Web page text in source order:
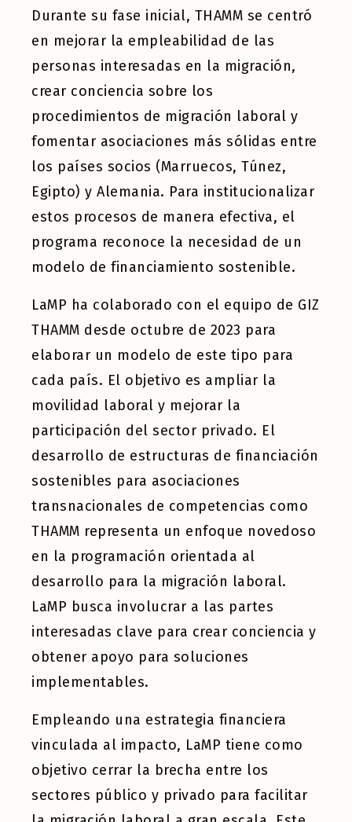
Durante su fase inicial, THAMM se centró
en mejorar la empleabilidad de las
personas interesadas en la migración,
crear conciencia sobre los
procedimientos de migración laboral y
fomentar asociaciones más sólidas entre
los países socios (Marruecos, Túnez,
Egipto) y Alemania. Para institucionalizar
estos procesos de manera efectiva, el
programa reconoce la necesidad de un
modelo de financiamiento sostenible.
LaMP ha colaborado con el equipo de GIZ
THAMM desde octubre de 2023 para
elaborar un modelo de este tipo para
cada país. El objetivo es ampliar la
movilidad laboral y mejorar la
participación del sector privado. El
desarrollo de estructuras de financiación
sostenibles para asociaciones
transnacionales de competencias como
THAMM representa un enfoque novedoso
en la programación orientada al
desarrollo para la migración laboral.
LaMP busca involucrar a las partes
interesadas clave para crear conciencia y
obtener apoyo para soluciones
implementables.
Empleando una estrategia financiera
vinculada al impacto, LaMP tiene como
objetivo cerrar la brecha entre los
sectores público y privado para facilitar